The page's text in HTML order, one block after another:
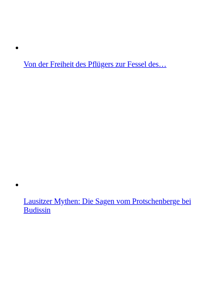
Von der Freiheit des Pflügers zur Fessel des…
Lausitzer Mythen: Die Sagen vom Protschenberge bei
Budissin